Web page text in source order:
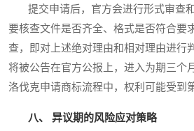
提交申请后，官方会进行形式审查
要核查文件是否齐全、格式是否符合要
查，即对上述绝对理由和相对理由进行
将被公告在官方公报上，进入为期三个
洛伐克申请商标流程中，权利可能受到
八、 异议期的风险应对策略